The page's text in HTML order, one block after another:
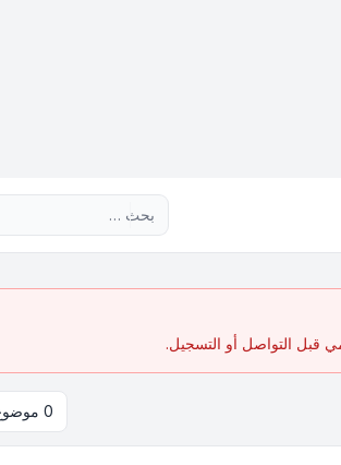
قبل التواصل أو التسجيل.
0 موضوع • صفحة